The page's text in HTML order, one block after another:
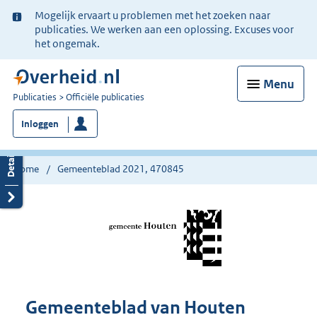
Ter
informatie:
Mogelijk ervaart u problemen met het zoeken naar
publicaties. We werken aan een oplossing. Excuses voor
het ongemak.
Menu
U
bent
nu
hier:
Publicaties Officiële publicaties
Inloggen
Home Gemeenteblad 2021, 470845
Gemeenteblad van Houten